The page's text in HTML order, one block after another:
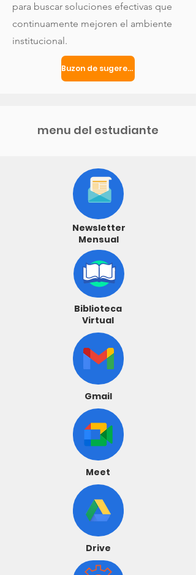
para buscar soluciones efectivas que
continuamente mejoren el ambiente
institucional.
Buzon de sugerencias anónimo
menu del estudiante
Newsletter
Mensual
Biblioteca
Virtual
Gmail
Meet
Drive